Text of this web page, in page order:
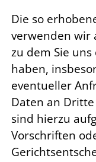
Die so
verwenden wir
zu dem Sie
haben,
eventueller
Daten an
sind hierzu
Vorschriften